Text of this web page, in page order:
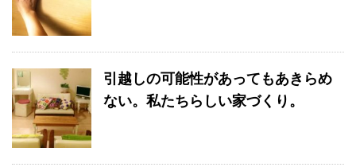
引越しの可能性があってもあきらめ
ない。私たちらしい家づくり。